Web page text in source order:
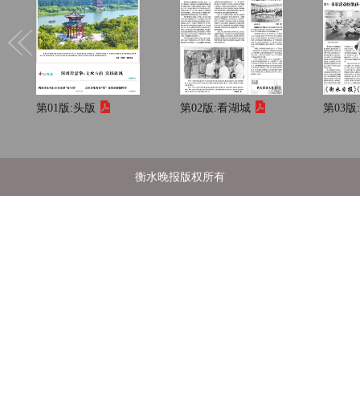
第01版:头版 第02版:看湖城 第03版:
衡水晚报版权所有